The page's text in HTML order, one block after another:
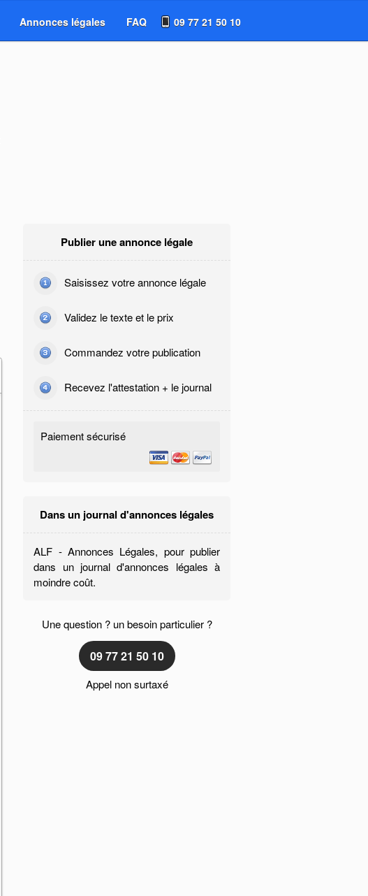
Annonces légales FAQ 09 77 21 50 10
Publier une annonce légale
Saisissez votre annonce légale
Validez le texte et le prix
Commandez votre publication
Recevez l'attestation + le journal
Paiement sécurisé
Dans un journal d'annonces légales
ALF - Annonces Légales, pour publier
dans un journal d'annonces légales à
moindre coût.
Une question ? un besoin particulier ?
09 77 21 50 10
Appel non surtaxé